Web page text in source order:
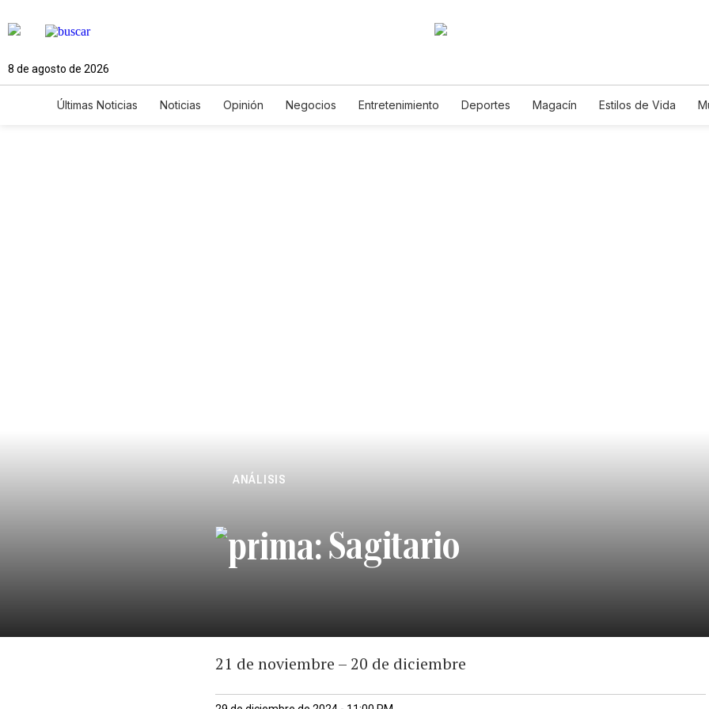
8 de agosto de 2026
Últimas Noticias Noticias Opinión Negocios Entretenimiento Deportes Magacín Estilos de Vida
ANÁLISIS
Sagitario
21 de noviembre – 20 de diciembre